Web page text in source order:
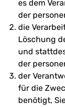
es dem
der
die
Löschung
und
der
der
für die
benötigt,